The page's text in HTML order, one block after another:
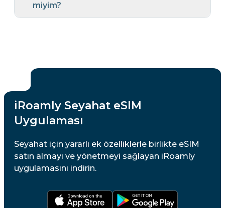
miyim?
iRoamly Seyahat eSIM
Uygulaması
Seyahat için yararlı ek özelliklerle birlikte eSIM
satın almayı ve yönetmeyi sağlayan iRoamly
uygulamasını indirin.